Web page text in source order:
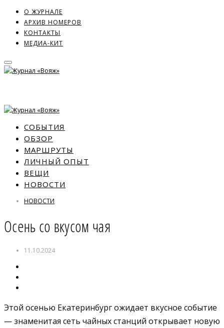
О ЖУРНАЛЕ
АРХИВ НОМЕРОВ
КОНТАКТЫ
МЕДИА-КИТ
СОБЫТИЯ
ОБЗОР
МАРШРУТЫ
ЛИЧНЫЙ ОПЫТ
ВЕЩИ
НОВОСТИ
НОВОСТИ
Осень со вкусом чая
11.10.2024
Этой осенью Екатеринбург ожидает вкусное событие
— знаменитая сеть чайных станций открывает новую